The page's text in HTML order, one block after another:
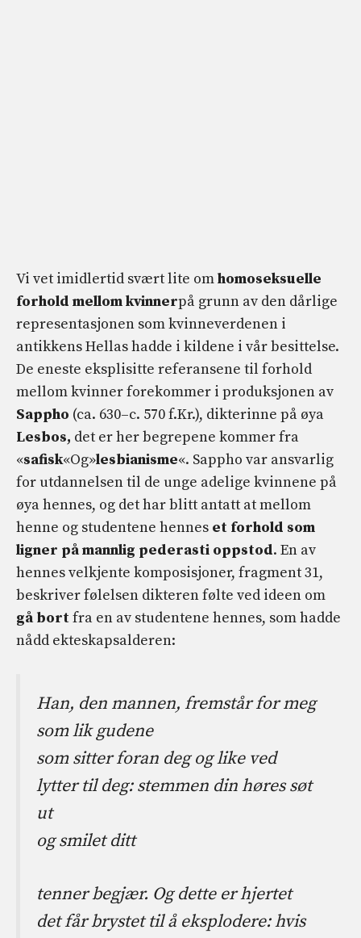
Vi vet imidlertid svært lite omhomoseksuelle
forhold mellom kvinnerpå grunn av den dårlige
representasjonen som kvinneverdenen i
antikkens Hellas hadde i kildene i vår besittelse.
De eneste eksplisitte referansene til forhold
mellom kvinner forekommer i produksjonen av
Sappho (ca. 630–c. 570 f.Kr.), dikterinne på øya
Lesbos, det er her begrepene kommer fra
«safisk«Og»lesbianisme«. Sappho var ansvarlig
for utdannelsen til de unge adelige kvinnene på
øya hennes, og det har blitt antatt at mellom
henne og studentene hennes et forhold som
ligner på mannlig pederasti oppstod. En av
hennes velkjente komposisjoner, fragment 31,
beskriver følelsen dikteren følte ved ideen om
gå bortfra en av studentene hennes, som hadde
nådd ekteskapsalderen:
Han, den mannen, fremstår for meg
som lik gudene
som sitter foran deg og like ved
lytter til deg: stemmen din høres søt
ut
og smilet ditt
tenner begjær. Og dette er hjertet
det får brystet til å eksplodere: hvis